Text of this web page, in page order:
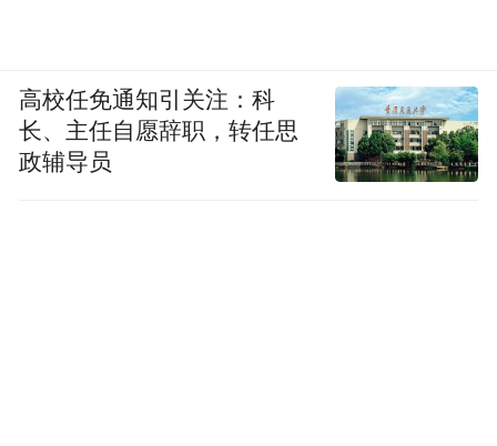
高校任免通知引关注：科
长、主任自愿辞职，转任思
政辅导员